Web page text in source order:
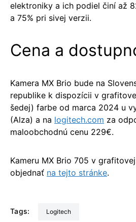
elektroniky a ich podiel činí až
a 75% pri sivej verzii.
Cena a
Kamera MX Brio bude na
republike k dispozícii v
šedej) farbe od marca 2024 u
(Alza) a na logitech.com za
maloobchodnú cenu 229€.
Kameru MX Brio 705 v
objednať na tejto stránke.
Tags: Logitech